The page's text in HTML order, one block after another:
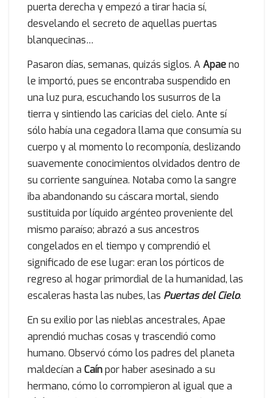
puerta derecha y empezó a tirar hacia sí,
desvelando el secreto de aquellas puertas
blanquecinas…
Pasaron días, semanas, quizás siglos. A Apaeno
le importó, pues se encontraba suspendido en
una luz pura, escuchando los susurros de la
tierra y sintiendo las caricias del cielo. Ante sí
sólo había una cegadora llama que consumía su
cuerpo y al momento lo recomponía, deslizando
suavemente conocimientos olvidados dentro de
su corriente sanguínea. Notaba como la sangre
iba abandonando su cáscara mortal, siendo
sustituida por líquido argénteo proveniente del
mismo paraíso; abrazó a sus ancestros
congelados en el tiempo y comprendió el
significado de ese lugar: eran los pórticos de
regreso al hogar primordial de la humanidad, las
escaleras hasta las nubes, las Puertas del Cielo.
En su exilio por las nieblas ancestrales, Apae
aprendió muchas cosas y trascendió como
humano. Observó cómo los padres del planeta
maldecían a Caínpor haber asesinado a su
hermano, cómo lo corrompieron al igual que a